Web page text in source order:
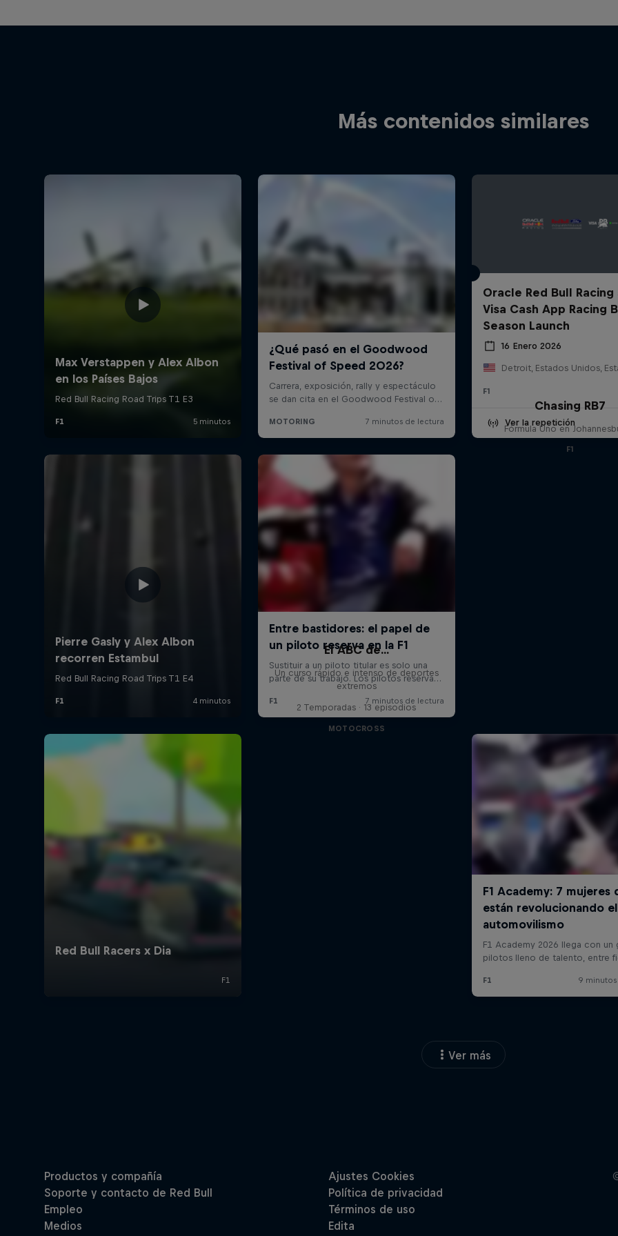
Más contenidos similares
Oracle Red Bull Racing
Visa Cash App Racing
Season Launch
16 Enero 2026
F1
Ver la repetición
Chasing RB7
Fórmula Uno en
F1
El ABC de...
Un curso rápido e intenso de deportes
extremos
2 Temporadas · 13 episodios
MOTOCROSS
Ver más